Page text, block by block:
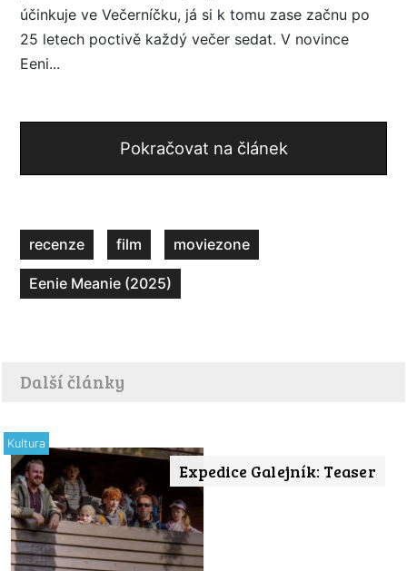
účinkuje ve Večerníčku, já si k tomu zase začnu po
25 letech poctivě každý večer sedat. V novince
Eeni...
Pokračovat na článek
recenze film moviezone
Eenie Meanie (2025)
Další články
Expedice Galejník: Teaser
Kultura